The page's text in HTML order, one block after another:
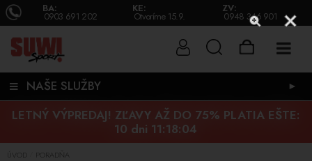
BA:
0903 691 202
KE:
Otvoríme 15.9.
ZV:
0948 346 901
NAŠE SLUŽBY ►
LETNÝ VÝPREDAJ! ZĽAVY AŽ DO 75% PLATIA EŠTE:
10 dni 11:18:03
ÚVOD PORADŇA